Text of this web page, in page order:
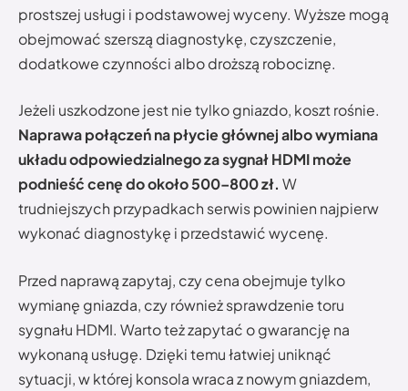
prostszej usługi i podstawowej wyceny. Wyższe mogą
obejmować szerszą diagnostykę, czyszczenie,
dodatkowe czynności albo droższą robociznę.
Jeżeli uszkodzone jest nie tylko gniazdo, koszt rośnie.
Naprawa połączeń na płycie głównej albo wymiana
układu odpowiedzialnego za sygnał HDMI może
podnieść cenę do około 500–800 zł. W
trudniejszych przypadkach serwis powinien najpierw
wykonać diagnostykę i przedstawić wycenę.
Przed naprawą zapytaj, czy cena obejmuje tylko
wymianę gniazda, czy również sprawdzenie toru
sygnału HDMI. Warto też zapytać o gwarancję na
wykonaną usługę. Dzięki temu łatwiej uniknąć
sytuacji, w której konsola wraca z nowym gniazdem,